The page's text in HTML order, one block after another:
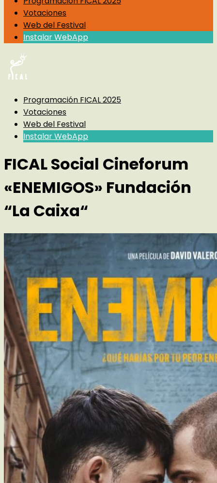
Votaciones
Web del Festival
Instalar WebApp
Programación FICAL 2025
Votaciones
Web del Festival
Instalar WebApp
FICAL Social Cineforum
«ENEMIGOS» Fundación
“La Caixa“